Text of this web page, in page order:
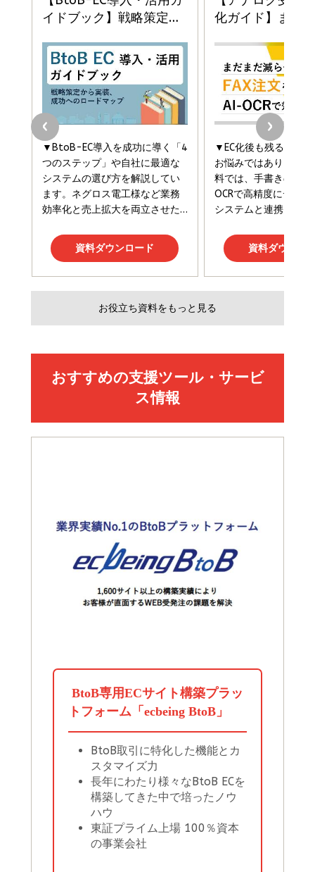
￥1,815
Brand Shift(ブランド・シフト): 「信頼」で選ばれ
る時代の成長戦略
￥2,420
マーケティングの真実 P&G・グリコで学んだ失敗
と成長の法則
￥2,200
Amazonランキングをもっと見る
anan(アンアン)2026/07/08号 No.2502[2026
年後半、あなたの恋と運命／山田涼介]
￥880
ママ投資家が育休中に１億貯めた株式投資
￥1,870
組織の成果を最大化する ルールのデザイン
￥1,980
Amazonランキングをもっと見る
￥2,750
影響力の武器［新版］：人を動かす七つの原理
￥3,190
フィードバック経営 「沈黙の組織」から「高め合う
組織」へ
Amazonランキングをもっと見る